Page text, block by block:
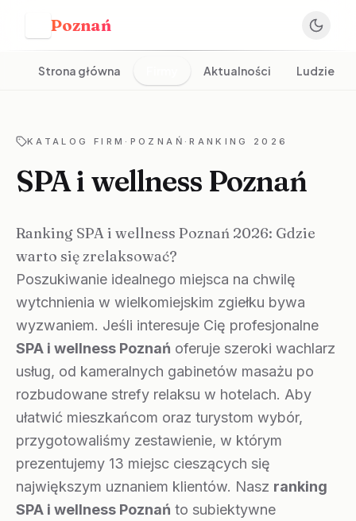
Poznań
Strona główna Aktualności Ludzie
KATALOG FIRM · POZNAŃ ·RANKING 2026
SPA i wellness Poznań
Ranking SPA i wellness Poznań 2026: Gdzie
warto się zrelaksować?
Poszukiwanie idealnego miejsca na chwilę
wytchnienia w wielkomiejskim zgiełku bywa
wyzwaniem. Jeśli interesuje Cię profesjonalne
SPA i wellness Poznań oferuje szeroki wachlarz
usług, od kameralnych gabinetów masażu po
rozbudowane strefy relaksu w hotelach. Aby
ułatwić mieszkańcom oraz turystom wybór,
przygotowaliśmy zestawienie, w którym
prezentujemy 13 miejsc cieszących się
największym uznaniem klientów. Nasz ranking
SPA i wellness Poznań to subiektywne